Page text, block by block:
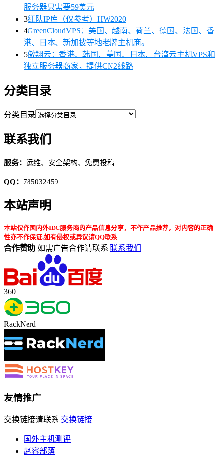
服务器只需要59美元
3红队IP库（仅参考）HW2020
4GreenCloudVPS：美国、越南、荷兰、德国、法国、香
港、日本、新加披等地老牌主机商。
5傲翔云：香港、韩国、美国、日本、台湾云主机VPS和
独立服务器商家，提供CN2线路
分类目录
分类目录
联系我们
服务： 运维、安全架构、免费投稿
QQ： 785032459
本站声明
本站仅作国内外IDC服务商的产品信息分享，不作产品推荐，对内容的正确
性亦不作保证,如有侵权或异议请QQ联系
合作赞助 如需广告合作请联系 联系我们
360
RackNerd
友情推广
交换链接请联系 交换链接
国外主机测评
赵容部落